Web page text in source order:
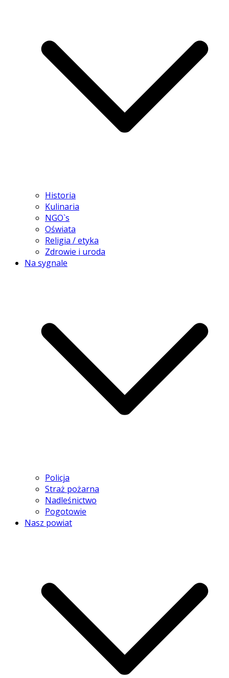
Historia
Kulinaria
NGO`s
Oświata
Religia / etyka
Zdrowie i uroda
Na sygnale
Policja
Straż pożarna
Nadleśnictwo
Pogotowie
Nasz powiat